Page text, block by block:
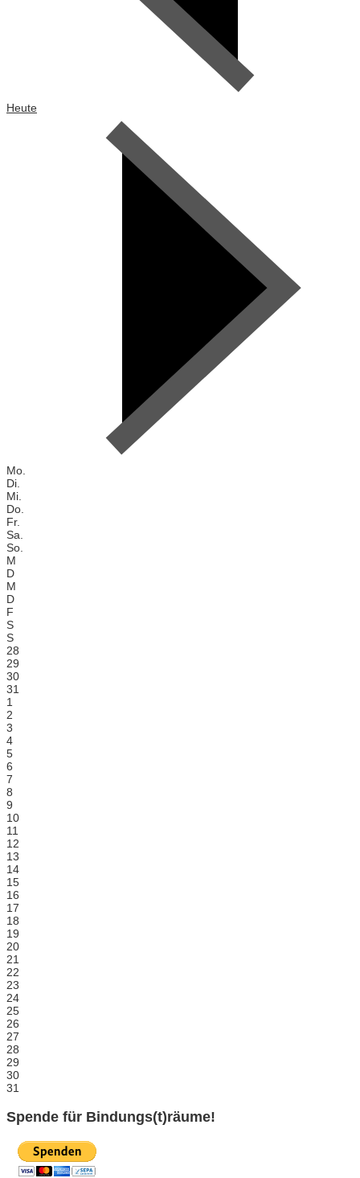
Heute
Mo.
Di.
Mi.
Do.
Fr.
Sa.
So.
M
D
M
D
F
S
S
28
29
30
31
1
2
3
4
5
6
7
8
9
10
11
12
13
14
15
16
17
18
19
20
21
22
23
24
25
26
27
28
29
30
31
Spende für Bindungs(t)räume!